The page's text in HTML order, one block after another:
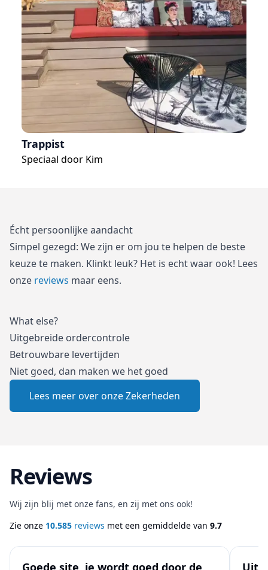
Trappist
Speciaal door Kim
Écht persoonlijke aandacht
Simpel gezegd: We zijn er om jou te helpen de beste
keuze te maken. Klinkt leuk? Het is echt waar ook! Lees
onze reviews maar eens.
What else?
Uitgebreide ordercontrole
Betrouwbare levertijden
Niet goed, dan maken we het goed
Lees meer over onze Zekerheden
Reviews
Wij zijn blij met onze fans, en zij met ons ook!
Zie onze 10.585 reviews met een gemiddelde van 9.7
Goede site, je wordt goed door de